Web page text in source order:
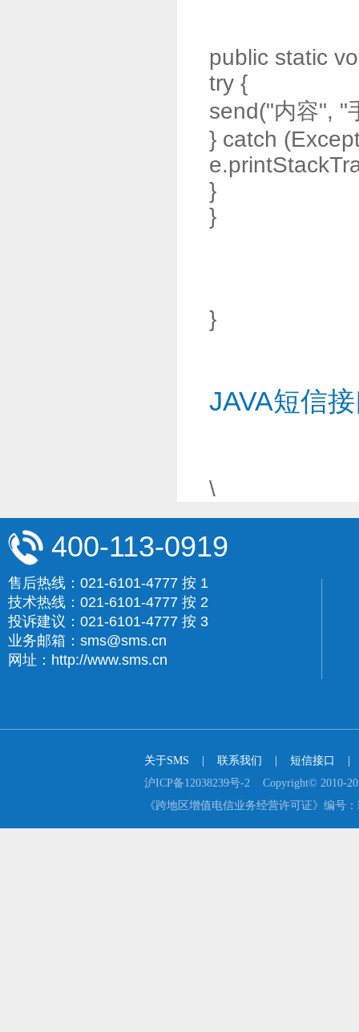
public static
try {
send("内容", "
} catch
}
}
}
JAVA短信
\
400-113-0919
售后热线：021-6101-4777 按 1
技术热线：021-6101-4777 按 2
投诉建议：021-6101-4777 按 3
业务邮箱：sms@sms.cn
网址：http://www.sms.cn
关于SMS 联系我们 短信接口
沪ICP备12038239号-2    Copyright© 2010-
《跨地区增值电信业务经营许可证》编号：